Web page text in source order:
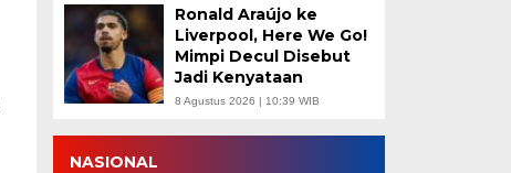
Ronald Araújo ke
Liverpool, Here We Go!
Mimpi Decul Disebut
Jadi Kenyataan
8 Agustus 2026 | 10:39 WIB
NASIONAL